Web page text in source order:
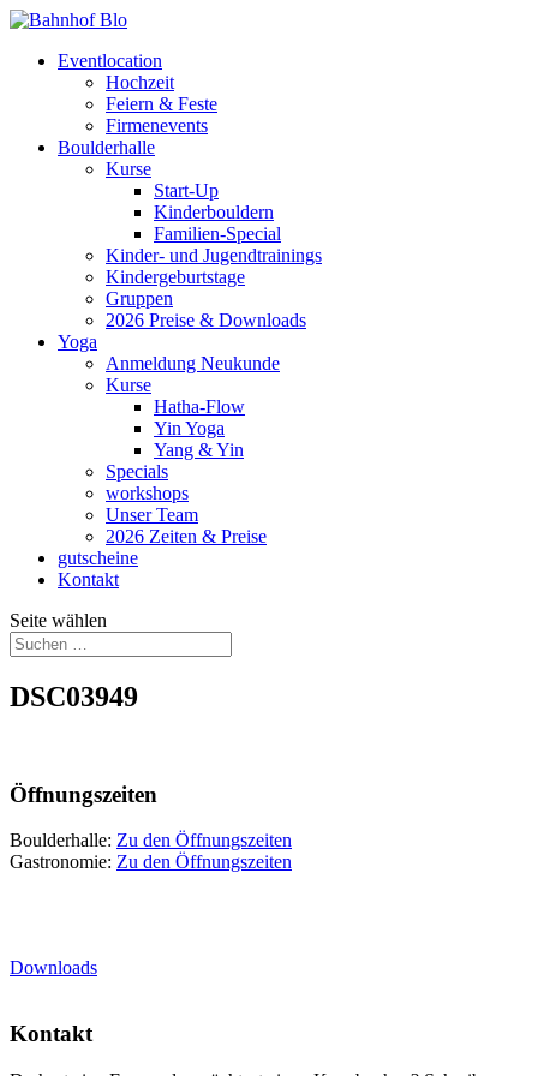
Eventlocation
Hochzeit
Feiern & Feste
Firmenevents
Boulderhalle
Kurse
Start-Up
Kinderbouldern
Familien-Special
Kinder- und Jugendtrainings
Kindergeburtstage
Gruppen
2026 Preise & Downloads
Yoga
Anmeldung Neukunde
Kurse
Hatha-Flow
Yin Yoga
Yang & Yin
Specials
workshops
Unser Team
2026 Zeiten & Preise
gutscheine
Kontakt
Seite wählen
DSC03949
Öffnungszeiten
Boulderhalle: Zu den Öffnungszeiten
Gastronomie: Zu den Öffnungszeiten
Downloads
Kontakt